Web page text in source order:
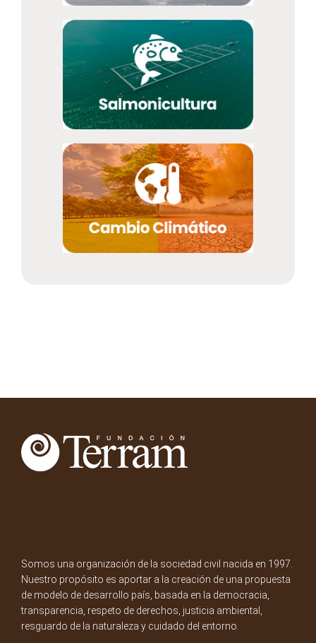
Somos una organización de la sociedad civil nacida en 1997.
Nuestro propósito es aportar a la creación de una propuesta
de modelo de desarrollo país, basada en la democracia,
transparencia, respeto de derechos, justicia ambiental,
resguardo de la naturaleza y cuidado del entorno.